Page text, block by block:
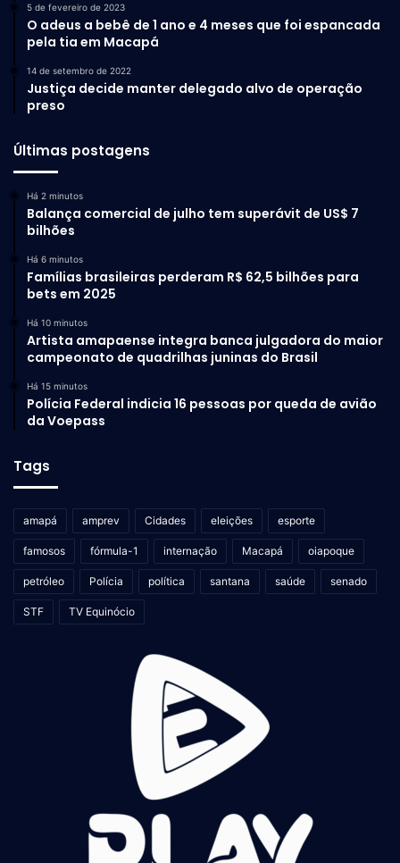
5 de fevereiro de 2023
O adeus a bebê de 1 ano e 4 meses que foi espancada
pela tia em Macapá
14 de setembro de 2022
Justiça decide manter delegado alvo de operação
preso
Últimas postagens
Há 2 minutos
Balança comercial de julho tem superávit de US$ 7
bilhões
Há 6 minutos
Famílias brasileiras perderam R$ 62,5 bilhões para
bets em 2025
Há 10 minutos
Artista amapaense integra banca julgadora do maior
campeonato de quadrilhas juninas do Brasil
Há 15 minutos
Polícia Federal indicia 16 pessoas por queda de avião
da Voepass
Tags
amapá amprev Cidades eleições esporte
famosos fórmula-1 internação Macapá oiapoque
petróleo Polícia política santana saúde senado
STF TV Equinócio